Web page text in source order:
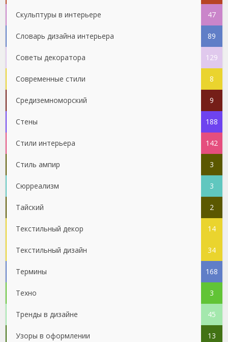
Скульптуры в интерьере 47
Словарь дизайна интерьера 89
Советы декоратора 129
Современные стили 8
Средиземноморский 9
Стены 188
Стили интерьера 142
Стиль ампир 3
Сюрреализм 3
Тайский 2
Текстильный декор 14
Текстильный дизайн 34
Термины 168
Техно 3
Тренды в дизайне 45
Узоры в оформлении 13